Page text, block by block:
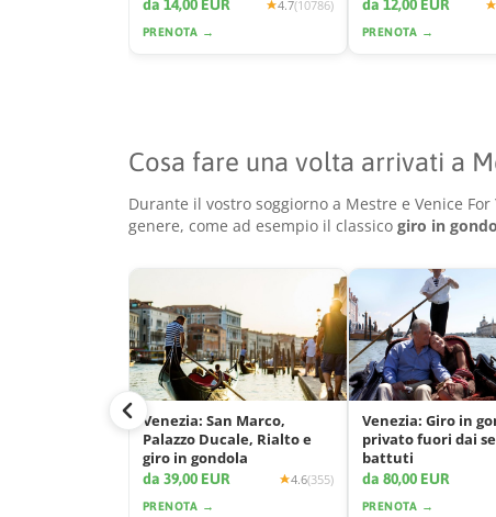
da 14,00 EUR 4.7(10786)
PRENOTA →
da 12,00 EUR
PRENOTA →
Cosa fare una volta arrivati a
Durante il vostro soggiorno a Mestre e Venice
genere, come ad esempio il classico giro in
Venezia: San Marco,
Palazzo Ducale, Rialto e
giro in gondola
da 39,00 EUR 4.6(355)
PRENOTA →
Venezia: Giro in
privato fuori dai
battuti
da 80,00 EUR
PRENOTA →